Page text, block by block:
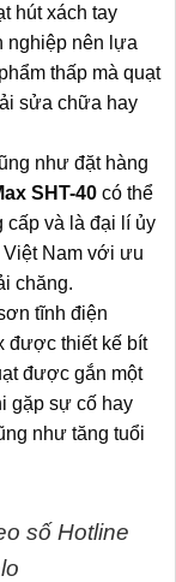
hút xách tay
nghiệp nên lựa
thấp mà quạt
sửa chữa hay
như đặt hàng
SHT-40 có thể
cấp và là đại lí ủy
Nam với ưu
chăng.
tĩnh điện
được thiết kế bít
được gắn một
gặp sự cố hay
như tăng tuổi
số Hotline